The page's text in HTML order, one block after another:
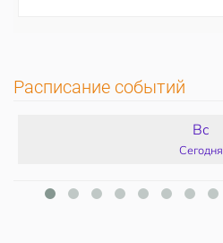
Расписание событий
Вс
Сегодня